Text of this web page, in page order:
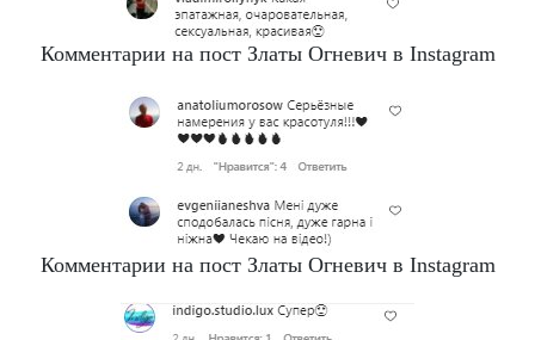
Комментарии на пост Златы Огневич в Instagram
Комментарии на пост Златы Огневич в Instagram